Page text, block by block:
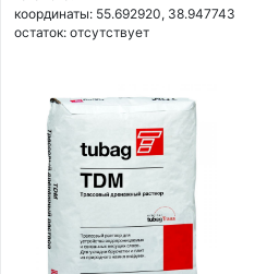
координаты: 55.692920, 38.947743
остаток: отсутствует